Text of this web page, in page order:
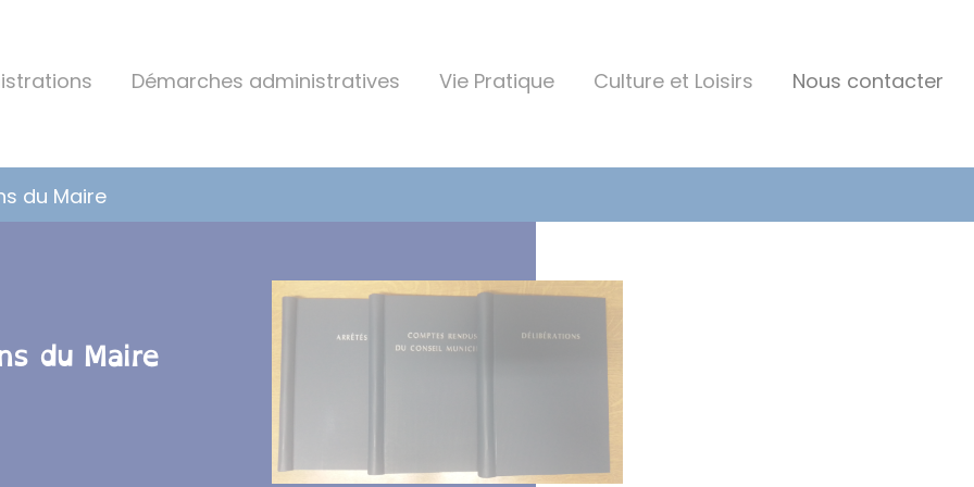
Démarches administratives Vie Pratique Culture et Loisirs Nous contacter
du Maire
du Maire